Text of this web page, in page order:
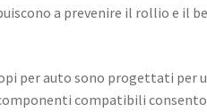
a prevenire il rollio e il
per auto sono progettati per
compatibili